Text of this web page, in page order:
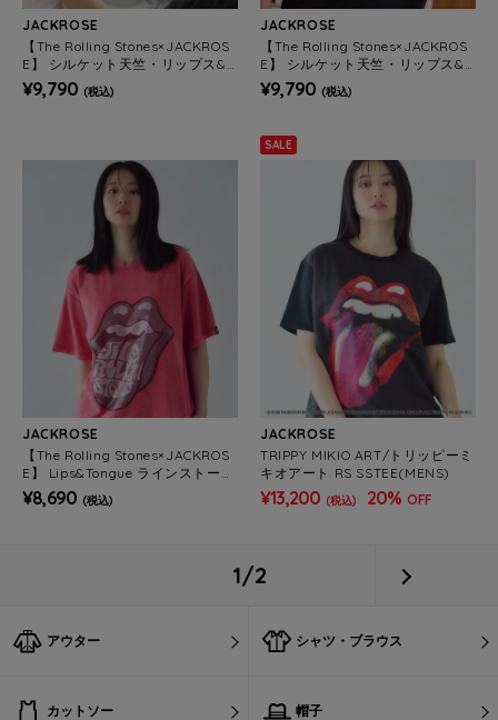
JACKROSE
【The Rolling Stones×JACKROS
E】 シルケット天竺・リップス&
タン・ラインストーンSSTEE(ME
NS)
¥9,790 (税込)
JACKROSE
【The Rolling Stones×JACKROS
E】 シルケット天竺・リップス&
タン・ラインストーンSSTEE(ME
NS)
¥9,790 (税込)
JACKROSE
【The Rolling Stones×JACKROS
E】 Lips&Tongue ラインストー
ン-SSTEE(MENS)
¥8,690 (税込)
SALE
JACKROSE
TRIPPY MIKIO ART/トリッピーミ
キオアート RS SSTEE(MENS)
¥13,200 (税込) 20% OFF
1/2
アウター シャツ・ブラウス
カットソー 帽子